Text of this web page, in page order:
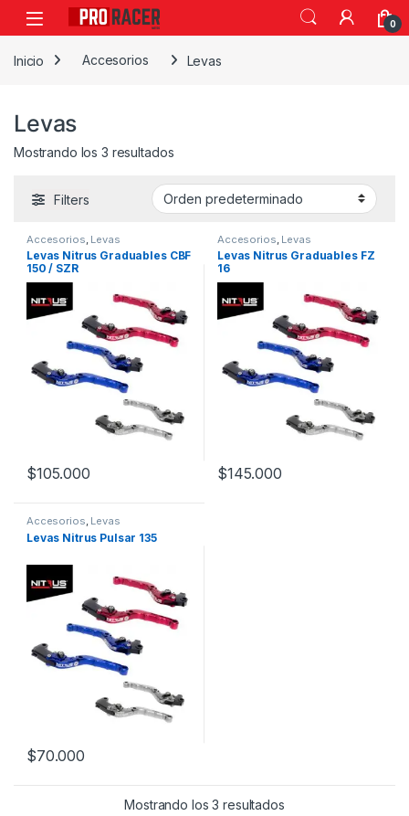
0
Inicio Accesorios Levas
Levas
Mostrando los 3 resultados
Filters
Accesorios Levas
Levas Nitrus Graduables CBF
150 / SZR
$105.000
Este producto tiene múltiples variantes. Las opciones se
Accesorios Levas
Levas Nitrus Graduables FZ
16
$145.000
Este producto tiene múltiples
Accesorios, Levas
Levas Nitrus Pulsar 135
$70.000
Este producto tiene múltiples variantes. Las opciones se
Mostrando los 3 resultados